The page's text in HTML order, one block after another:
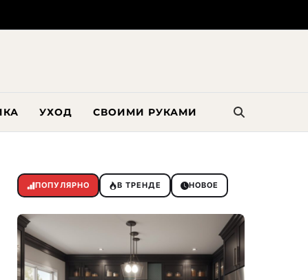
УХОД СВОИМИ РУКАМИ
ПОПУЛЯРНО В ТРЕНДЕ НОВОЕ